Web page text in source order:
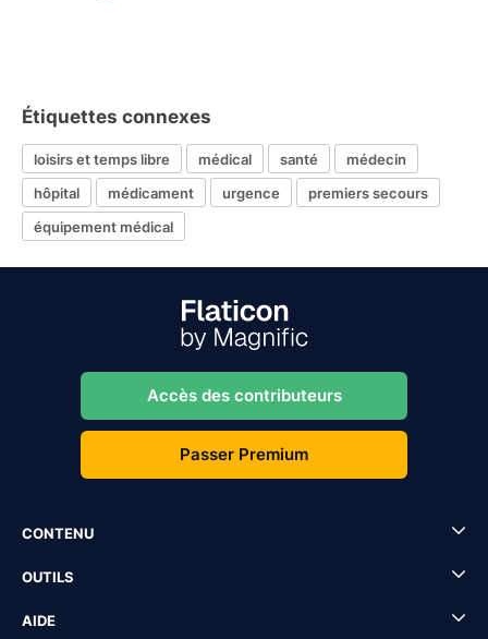
Étiquettes connexes
loisirs et temps libre médical santé
médecin
hôpital
médicament urgence
premiers secours
équipement médical
Accès des contributeurs
Passer Premium
CONTENU
OUTILS
AIDE